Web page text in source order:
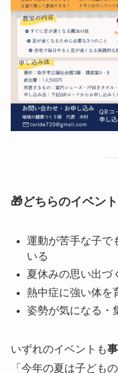
🎁どちらのイベン
運動が苦手な子で
いる
夏休みの思い出づ
熱中症に強い体を
姿勢が気になる・
いずれのイベントも
「今年の夏は子ども